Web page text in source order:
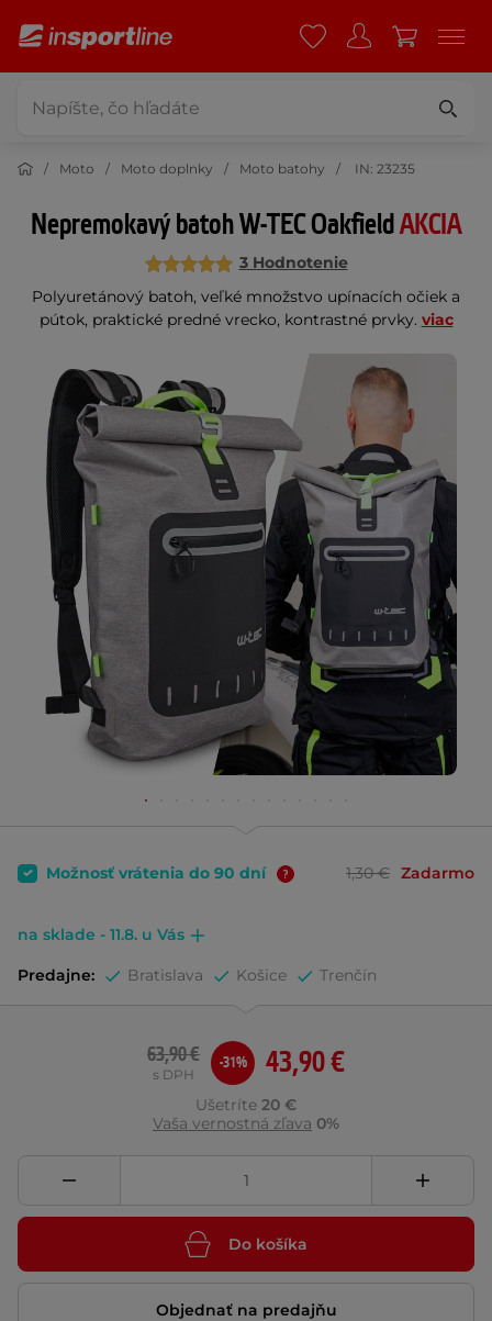
Moto Moto doplnky Moto batohy IN: 23235
Nepremokavý batoh W-TEC OakfieldAKCIA
3 Hodnotenie
Polyuretánový batoh, veľké množstvo upínacích očiek a
pútok, praktické predné vrecko, kontrastné prvky. viac
Možnosť vrátenia do 90 dní 1,30 € Zadarmo
na sklade - 11.8. u Vás
Predajne: Bratislava Košice Trenčín
43,90 €
63,90 €
s DPH
-31%
Ušetríte 20 €
Vaša vernostná zľava 0%
Do košíka
Objednať na predajňu